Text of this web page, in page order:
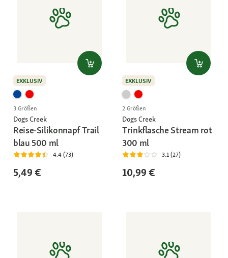
EXKLUSIV
3 Größen
Dogs Creek
Reise-Silikonnapf Trail
blau 500 ml
4.4 (73)
5,49 €
EXKLUSIV
2 Größen
Dogs Creek
Trinkflasche Stream rot
300 ml
3.1 (27)
10,99 €